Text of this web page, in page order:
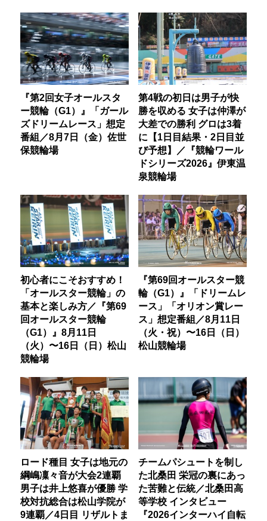
『第2回女子オールスタ
ー競輪（G1）』「ガール
ズドリームレース」想定
番組／8月7日（金）佐世
保競輪場
第4戦の初日は男子が快
勝を収める 女子は仲澤が
大差での勝利 グロは3着
に【1日目結果・2日目並
び予想】／『競輪ワール
ドシリーズ2026』伊東温
泉競輪場
初心者にこそおすすめ！
「オールスター競輪」の
基本と楽しみ方／『第69
回オールスター競輪
（G1）』8月11日
（火）〜16日（日）松山
競輪場
『第69回オールスター競
輪（G1）』「ドリームレ
ース」「オリオン賞レー
ス」想定番組／8月11日
（火・祝）〜16日（日）
松山競輪場
ロード種目 女子は地元の
綱嶋凜々音が大会2連覇
男子は井上悠喜が優勝 学
校対抗総合は松山学院が
9連覇／4日目 リザルトま
チームパシュートを制し
た北桑田 栄冠の裏にあっ
た苦難と伝統／北桑田高
等学校 インタビュー
『2026インターハイ自転